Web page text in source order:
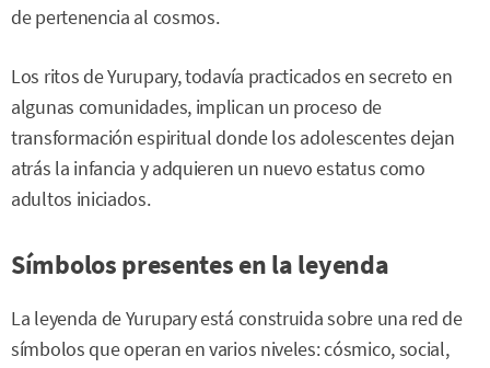
de pertenencia al cosmos.
Los ritos de Yurupary, todavía practicados en secreto en
algunas comunidades, implican un proceso de
transformación espiritual donde los adolescentes dejan
atrás la infancia y adquieren un nuevo estatus como
adultos iniciados.
Símbolos presentes en la leyenda
La leyenda de Yurupary está construida sobre una red de
símbolos que operan en varios niveles: cósmico, social,